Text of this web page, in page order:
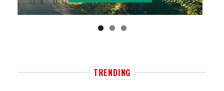
TRENDING